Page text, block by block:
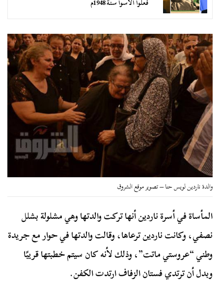
والدة ناردين لويس حنا – تصوير موقع الشروق
المأساة في أسرة ناردين أنها تركت والدتها وهي مشلولة بشلل
نصفي، وكانت ناردين ترعاها، وقالت والدتها في حوار مع جريدة
وطني “عروستي ماتت”، وذلك لأنه كان سيتم خطبتها قريبًا
وبدل أن ترتدي فستان الزفاف ارتدت الكفن.